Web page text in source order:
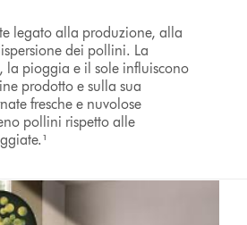
legato alla produzione, alla
dei pollini. La
la pioggia e il sole influiscono
prodotto e sulla sua
fresche e nuvolose
pollini rispetto alle